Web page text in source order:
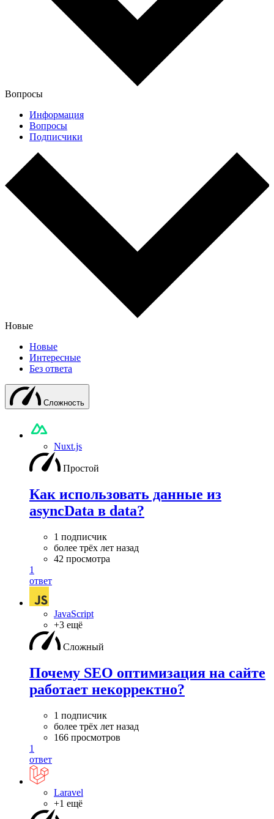
Вопросы
Информация
Вопросы
Подписчики
Новые
Новые
Интересные
Без ответа
Сложность
Nuxt.js
Простой
Как использовать данные из
asyncData в data?
1 подписчик
более трёх лет назад
42 просмотра
1
ответ
JavaScript
+3 ещё
Сложный
Почему SEO оптимизация на сайте
работает некорректно?
1 подписчик
более трёх лет назад
166 просмотров
1
ответ
Laravel
+1 ещё